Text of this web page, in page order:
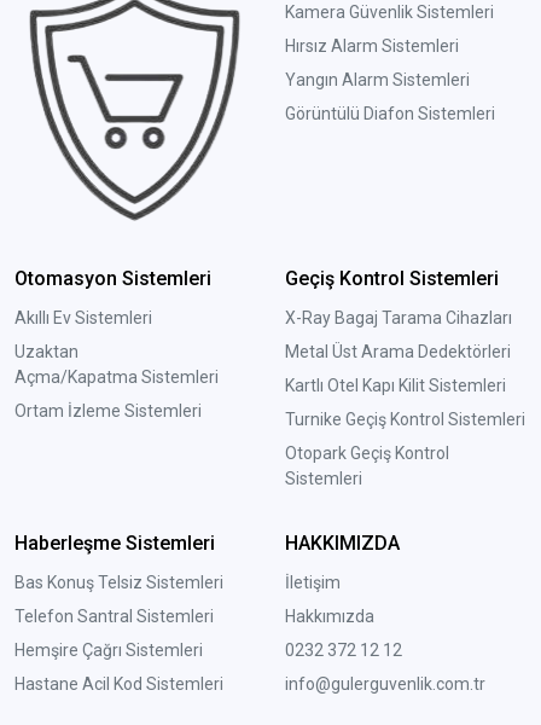
Kamera Güvenlik Sistemleri
Hırsız Alarm Sistemleri
Yangın Alarm Sistemleri
Görüntülü Diafon Sistemleri
Otomasyon Sistemleri
Akıllı Ev Sistemleri
Uzaktan
Açma/Kapatma Sistemleri
Ortam İzleme Sistemleri
Geçiş Kontrol Sistemleri
X-Ray Bagaj Tarama Cihazları
Metal Üst Arama Dedektörleri
Kartlı Otel Kapı Kilit Sistemleri
Turnike Geçiş Kontrol Sistemleri
Otopark Geçiş Kontrol
Sistemleri
Haberleşme Sistemleri
Bas Konuş Telsiz Sistemleri
Telefon Santral Sistemleri
Hemşire Çağrı Sistemleri
Hastane Acil Kod Sistemleri
HAKKIMIZDA
İletişim
Hakkımızda
0232 372 12 12
info@gulerguvenlik.com.tr